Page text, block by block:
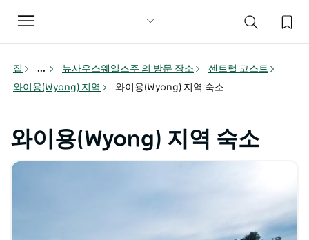
Toggle
navigation
집 ... 뉴사우스웨일즈주 의 방문 장소
센트럴 코스트
와이용(Wyong) 지역
와이용(Wyong) 지역 숙소
와이용(Wyong) 지역 숙소